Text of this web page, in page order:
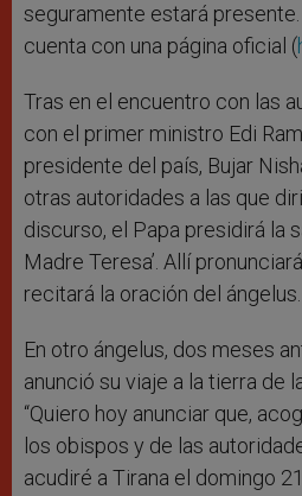
seguramente estará
cuenta con una página oficial (
Tras en el encuentro con las
con el primer ministro Edi
presidente del país, Bujar
otras autoridades a las que
discurso, el Papa presidirá la
Madre Teresa’. Allí
recitará la oración del ángelus.
En otro ángelus, dos meses
anunció su viaje a la tierra de
“Quiero hoy anunciar que,
los obispos y de las
acudiré a Tirana el domingo